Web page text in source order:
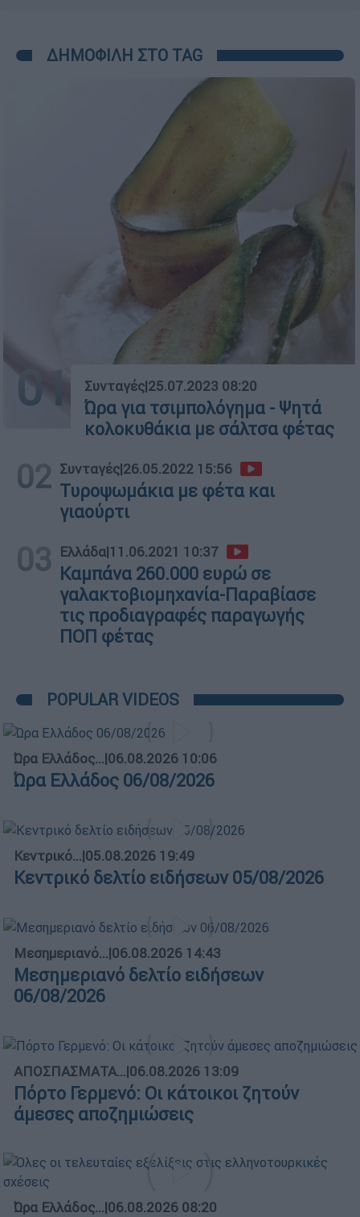
ΔΗΜΟΦΙΛΗ ΣΤΟ TAG
01 Συνταγές|25.07.2023 08:20
Ώρα για τσιμπολόγημα - Ψητά
κολοκυθάκια με σάλτσα φέτας
02 Συνταγές|26.05.2022 15:56
Τυροψωμάκια με φέτα και
γιαούρτι
03 Ελλάδα|11.06.2021 10:37
Καμπάνα 260.000 ευρώ σε
γαλακτοβιομηχανία-Παραβίασε
τις προδιαγραφές παραγωγής
ΠΟΠ φέτας
POPULAR VIDEOS
Ώρα Ελλάδος...|06.08.2026 10:06
Ώρα Ελλάδος 06/08/2026
Κεντρικό...|05.08.2026 19:49
Κεντρικό δελτίο ειδήσεων 05/08/2026
Μεσημεριανό...|06.08.2026 14:43
Μεσημεριανό δελτίο ειδήσεων
06/08/2026
ΑΠΟΣΠΑΣΜΑΤΑ...|06.08.2026 13:09
Πόρτο Γερμενό: Οι κάτοικοι ζητούν
άμεσες αποζημιώσεις
Ώρα Ελλάδος...|06.08.2026 08:20